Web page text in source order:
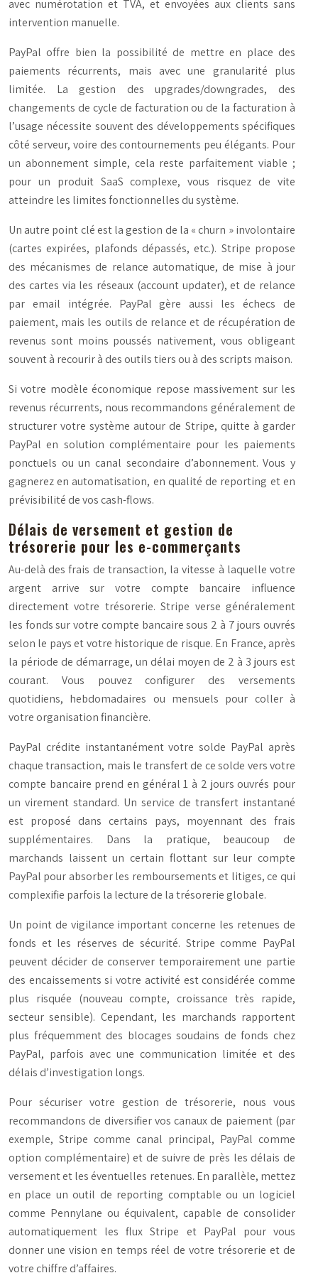
avec numérotation et TVA, et envoyées aux clients sans
intervention manuelle.
PayPal offre bien la possibilité de mettre en place des
paiements récurrents, mais avec une granularité plus
limitée. La gestion des upgrades/downgrades, des
changements de cycle de facturation ou de la facturation à
l’usage nécessite souvent des développements spécifiques
côté serveur, voire des contournements peu élégants. Pour
un abonnement simple, cela reste parfaitement viable ;
pour un produit SaaS complexe, vous risquez de vite
atteindre les limites fonctionnelles du système.
Un autre point clé est la gestion de la « churn » involontaire
(cartes expirées, plafonds dépassés, etc.). Stripe propose
des mécanismes de relance automatique, de mise à jour
des cartes via les réseaux (account updater), et de relance
par email intégrée. PayPal gère aussi les échecs de
paiement, mais les outils de relance et de récupération de
revenus sont moins poussés nativement, vous obligeant
souvent à recourir à des outils tiers ou à des scripts maison.
Si votre modèle économique repose massivement sur les
revenus récurrents, nous recommandons généralement de
structurer votre système autour de Stripe, quitte à garder
PayPal en solution complémentaire pour les paiements
ponctuels ou un canal secondaire d’abonnement. Vous y
gagnerez en automatisation, en qualité de reporting et en
prévisibilité de vos cash-flows.
Délais de versement et gestion de
trésorerie pour les e-commerçants
Au-delà des frais de transaction, la vitesse à laquelle votre
argent arrive sur votre compte bancaire influence
directement votre trésorerie. Stripe verse généralement
les fonds sur votre compte bancaire sous 2 à 7 jours ouvrés
selon le pays et votre historique de risque. En France, après
la période de démarrage, un délai moyen de 2 à 3 jours est
courant. Vous pouvez configurer des versements
quotidiens, hebdomadaires ou mensuels pour coller à
votre organisation financière.
PayPal crédite instantanément votre solde PayPal après
chaque transaction, mais le transfert de ce solde vers votre
compte bancaire prend en général 1 à 2 jours ouvrés pour
un virement standard. Un service de transfert instantané
est proposé dans certains pays, moyennant des frais
supplémentaires. Dans la pratique, beaucoup de
marchands laissent un certain flottant sur leur compte
PayPal pour absorber les remboursements et litiges, ce qui
complexifie parfois la lecture de la trésorerie globale.
Un point de vigilance important concerne les retenues de
fonds et les réserves de sécurité. Stripe comme PayPal
peuvent décider de conserver temporairement une partie
des encaissements si votre activité est considérée comme
plus risquée (nouveau compte, croissance très rapide,
secteur sensible). Cependant, les marchands rapportent
plus fréquemment des blocages soudains de fonds chez
PayPal, parfois avec une communication limitée et des
délais d’investigation longs.
Pour sécuriser votre gestion de trésorerie, nous vous
recommandons de diversifier vos canaux de paiement (par
exemple, Stripe comme canal principal, PayPal comme
option complémentaire) et de suivre de près les délais de
versement et les éventuelles retenues. En parallèle, mettez
en place un outil de reporting comptable ou un logiciel
comme Pennylane ou équivalent, capable de consolider
automatiquement les flux Stripe et PayPal pour vous
donner une vision en temps réel de votre trésorerie et de
votre chiffre d’affaires.